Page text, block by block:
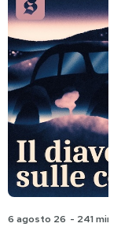
6 agosto 26 - 241 min